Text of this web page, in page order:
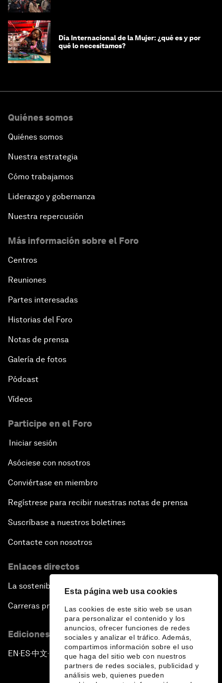
Esta página web usa cookies
Las cookies de este sitio web se usan
para personalizar el contenido y los
anuncios, ofrecer funciones de redes
sociales y analizar el tráfico. Además,
compartimos información sobre el uso
que haga del sitio web con nuestros
partners de redes sociales, publicidad y
análisis web, quienes pueden
Día Internacional de la Mujer: ¿qué es y por
qué lo necesitamos?
Quiénes somos
Quiénes somos
Nuestra estrategia
Cómo trabajamos
Liderazgo y gobernanza
Nuestra repercusión
Más información sobre el Foro
Centros
Reuniones
Partes interesadas
Historias del Foro
Notas de prensa
Galería de fotos
Pódcast
Vídeos
Participe en el Foro
Iniciar sesión
Asóciese con nosotros
Conviértase en miembro
Regístrese para recibir nuestras notas de prensa
Suscríbase a nuestros boletines
Contacte con nosotros
Enlaces directos
La sostenibilidad en el Foro
Carreras profesionales
Ediciones en otros idiomas
EN ▪ ES▪中文▪ 日本語